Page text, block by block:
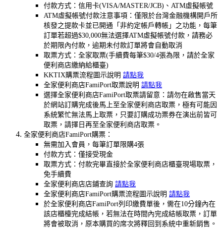
付款方式：信用卡(VISA/MASTER/JCB)、ATM虛擬帳號
ATM虛擬帳號付款注意事項：僅限於台灣金融機構開戶所
核發之提款卡並已開通「非約定帳戶轉帳」之功能，每筆
訂單若超過$30,000無法選擇ATM虛擬帳號付款，請務必
於期限內付款，逾期未付款訂單將會自動取消
取票方式：全家取票(手續費每筆$30/4張為限，請於全家
便利商店繳納給櫃臺)
KKTIX購票流程圖示說明 請點我
全家便利商店FamiPort取票說明 請點我
選擇全家便利商店FamiPort取票請留意：請勿在啟售當天
於網站訂購完成後馬上至全家便利商店取票，極有可能因
系統繁忙無法馬上取票，只要訂購成功票券在演出前皆可
取票，請擇日再至全家便利商店取票。
全家便利商店FamiPort購票：
無需加入會員，每筆訂單限購4張
付款方式：僅接受現金
取票方式：付款完畢直接於全家便利商店櫃臺現場取票，
免手續費
全家便利商店店鋪查詢 請點我
全家便利商店FamiPort購票流程圖示說明 請點我
於全家便利商店FamiPort列印繳費單後，需在10分鐘內在
該店櫃檯完成結帳，若無法在時間內完成結帳取票，訂單
將會被取消，原本購買的席次將釋回到系統中重新銷售。